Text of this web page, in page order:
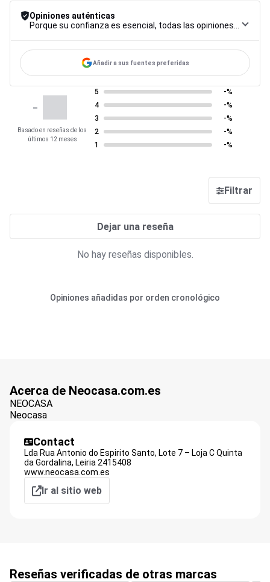
Opiniones auténticas
Añadir a sus fuentes preferidas
-
Basado en reseñas de los
últimos 12 meses
5
-%
4
-%
3
-%
2
-%
1
-%
Filtrar
Dejar una reseña
No hay reseñas disponibles.
Opiniones añadidas por orden cronológico
Acerca de Neocasa.com.es
NEOCASA
Neocasa
Contact
Lda Rua Antonio do Espirito Santo, Lote 7 – Loja C Quinta
da Gordalina, Leiria 2415408
www.neocasa.com.es
Ir al sitio web
Reseñas verificadas de otras marcas